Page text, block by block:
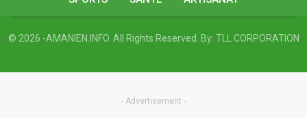
© 2026 -AMANIEN.INFO. All Rights Reserved. By: TLL CORPORATION
- Advertisement -